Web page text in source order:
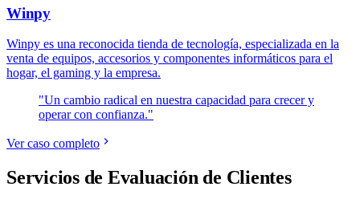
Winpy
Winpy es una reconocida tienda de tecnología, especializada en la
venta de equipos, accesorios y componentes informáticos para el
hogar, el gaming y la empresa.
"Un cambio radical en nuestra capacidad para crecer y
operar con confianza."
Ver caso completo
Servicios de Evaluación de Clientes